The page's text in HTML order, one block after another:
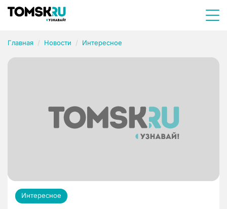
Главная Новости Интересное
Интересное